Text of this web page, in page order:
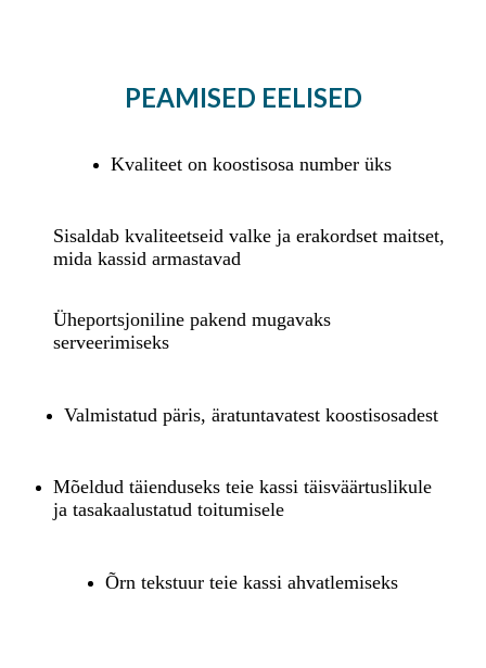
PEAMISED EELISED
Kvaliteet on koostisosa number üks
Sisaldab kvaliteetseid valke ja erakordset maitset,
mida kassid armastavad
Üheportsjoniline pakend mugavaks
serveerimiseks
Valmistatud päris, äratuntavatest koostisosadest
Mõeldud täienduseks teie kassi täisväärtuslikule
ja tasakaalustatud toitumisele
Õrn tekstuur teie kassi ahvatlemiseks